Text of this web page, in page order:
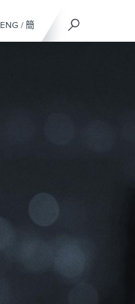
ENG / 簡